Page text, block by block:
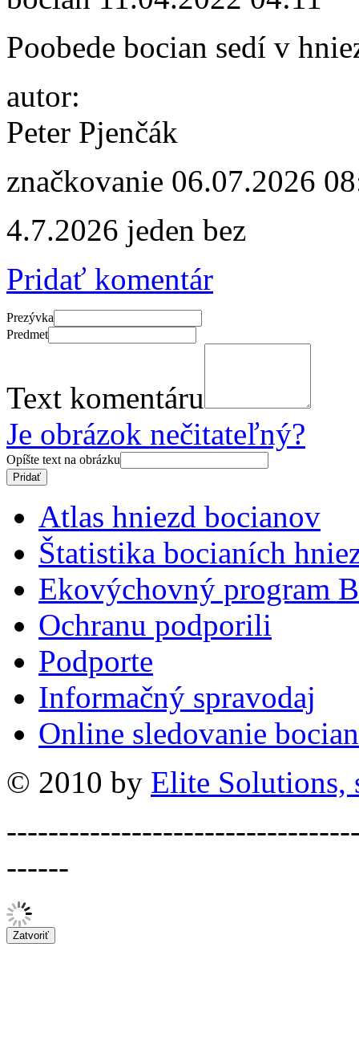
Poobede bocian sedí v
autor:
Peter Pjenčák
značkovanie 06.07.2026
4.7.2026 jeden bez
Pridať komentár
Prezývka
Predmet
Text komentáru
Je obrázok nečitateľný?
Opíšte text na obrázku
Atlas hniezd bocianov
Štatistika bocianích
Ekovýchovný program
Ochranu podporili
Podporte
Informačný spravodaj
Online sledovanie
© 2010 by Elite Solutions,
------